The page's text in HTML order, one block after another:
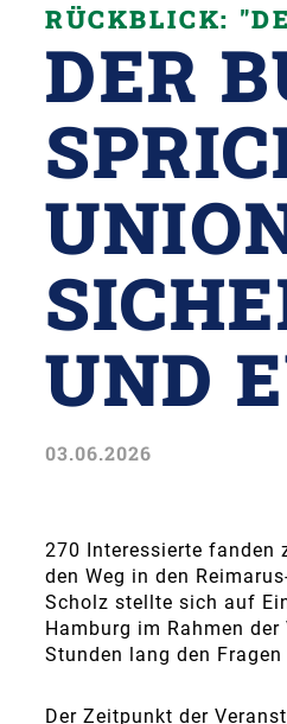
RÜCKBLICK:
DER
UND
03.06.2026
270 Interessierte fanden
den Weg in den
Scholz stellte sich auf
Hamburg im Rahmen
Stunden lang den
Der Zeitpunkt der